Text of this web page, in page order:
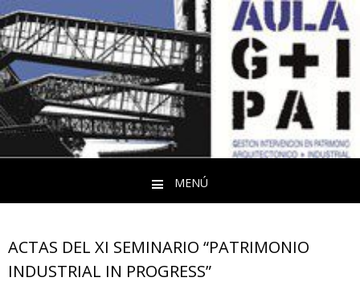
MENÚ
ACTAS DEL XI SEMINARIO “PATRIMONIO
INDUSTRIAL IN PROGRESS”